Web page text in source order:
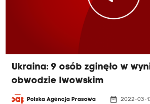
Ukraina: 9 osób zginęło w
obwodzie lwowskim
Polska Agencja Prasowa date_range 2022-03-